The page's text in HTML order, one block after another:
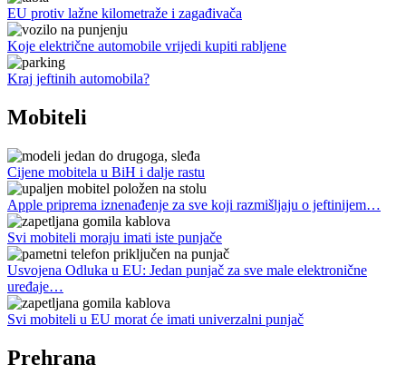
EU protiv lažne kilometraže i zagađivača
Koje električne automobile vrijedi kupiti rabljene
Kraj jeftinih automobila?
Mobiteli
Cijene mobitela u BiH i dalje rastu
Apple priprema iznenađenje za sve koji razmišljaju o jeftinijem…
Svi mobiteli moraju imati iste punjače
Usvojena Odluka u EU: Jedan punjač za sve male elektronične
uređaje…
Svi mobiteli u EU morat će imati univerzalni punjač
Prehrana